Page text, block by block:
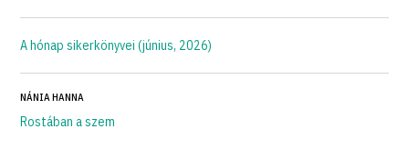
A hónap sikerkönyvei (június, 2026)
NÁNIA HANNA
Rostában a szem